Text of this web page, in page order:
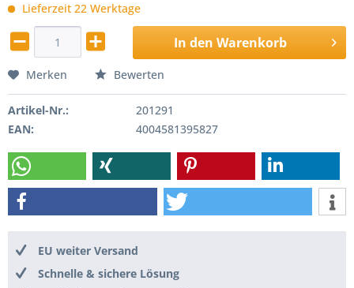
Lieferzeit 22 Werktage
In den Warenkorb
Merken Bewerten
Artikel-Nr.:
201291
EAN:
4004581395827
EU weiter Versand
Schnelle & sichere Lösung